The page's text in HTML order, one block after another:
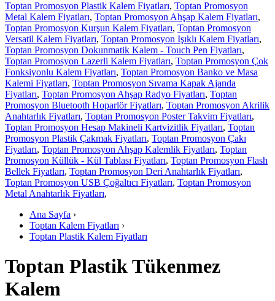
Toptan Promosyon Plastik Kalem Fiyatları, Toptan Promosyon
Metal Kalem Fiyatları, Toptan Promosyon Ahşap Kalem Fiyatları,
Toptan Promosyon Kurşun Kalem Fiyatları, Toptan Promosyon
Versatil Kalem Fiyatları, Toptan Promosyon Işıklı Kalem Fiyatları,
Toptan Promosyon Dokunmatik Kalem - Touch Pen Fiyatları,
Toptan Promosyon Lazerli Kalem Fiyatları, Toptan Promosyon Çok
Fonksiyonlu Kalem Fiyatları, Toptan Promosyon Banko ve Masa
Kalemi Fiyatları, Toptan Promosyon Sıvama Kapak Ajanda
Fiyatları, Toptan Promosyon Ahşap Radyo Fiyatları, Toptan
Promosyon Bluetooth Hoparlör Fiyatları, Toptan Promosyon Akrilik
Anahtarlık Fiyatları, Toptan Promosyon Poster Takvim Fiyatları,
Toptan Promosyon Hesap Makineli Kartvizitlik Fiyatları, Toptan
Promosyon Plastik Çakmak Fiyatları, Toptan Promosyon Çakı
Fiyatları, Toptan Promosyon Ahşap Kalemlik Fiyatları, Toptan
Promosyon Küllük - Kül Tablası Fiyatları, Toptan Promosyon Flash
Bellek Fiyatları, Toptan Promosyon Deri Anahtarlık Fiyatları,
Toptan Promosyon USB Çoğaltıcı Fiyatları, Toptan Promosyon
Metal Anahtarlık Fiyatları,
Ana Sayfa ›
Toptan Kalem Fiyatları ›
Toptan Plastik Kalem Fiyatları
Toptan Plastik Tükenmez
Kalem